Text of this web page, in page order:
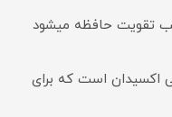
اکسیدان است که برای